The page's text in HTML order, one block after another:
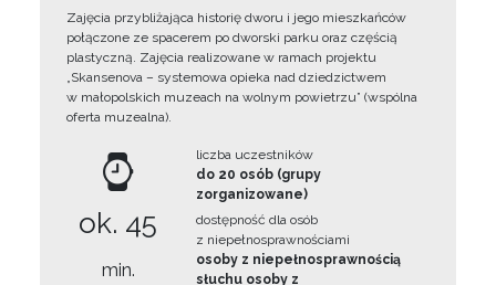
Zajęcia przybliżająca historię dworu i jego mieszkańców
połączone ze spacerem po dworski parku oraz częścią
plastyczną. Zajęcia realizowane w ramach projektu
„Skansenova – systemowa opieka nad dziedzictwem
w małopolskich muzeach na wolnym powietrzu” (wspólna
oferta muzealna).
ok. 45
min.
liczba uczestników
do 20 osób (grupy
zorganizowane)
dostępność dla osób
z niepełnosprawnościami
osoby z niepełnosprawnością
słuchu osoby z